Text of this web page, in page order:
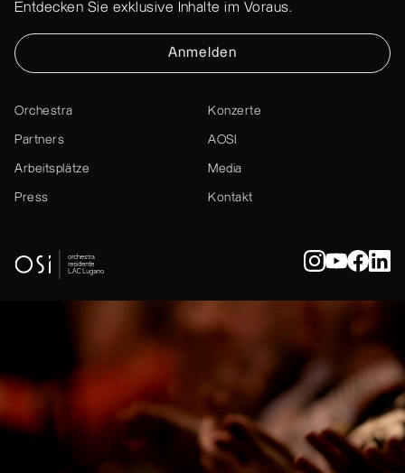
Entdecken Sie exklusive Inhalte im Voraus.
Anmelden
Orchestra Konzerte
Partners AOSI
Arbeitsplätze Media
Press Kontakt